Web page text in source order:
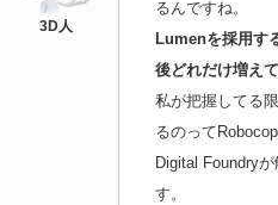
るんですね。
Lumenを採用す
後どれだけ増え
私が把握してる
るのって
Digital Foundry
す。